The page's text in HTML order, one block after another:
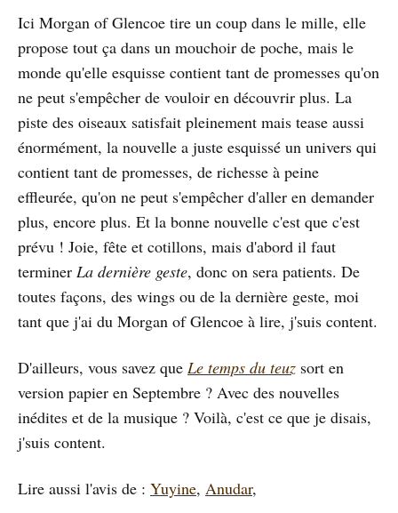
Ici Morgan of Glencoe tire un coup dans le mille, elle
propose tout ça dans un mouchoir de poche, mais le
monde qu'elle esquisse contient tant de promesses qu'on
ne peut s'empêcher de vouloir en découvrir plus. La
piste des oiseaux satisfait pleinement mais tease aussi
énormément, la nouvelle a juste esquissé un univers qui
contient tant de promesses, de richesse à peine
effleurée, qu'on ne peut s'empêcher d'aller en demander
plus, encore plus. Et la bonne nouvelle c'est que c'est
prévu ! Joie, fête et cotillons, mais d'abord il faut
terminer La dernière geste, donc on sera patients. De
toutes façons, des wings ou de la dernière geste, moi
tant que j'ai du Morgan of Glencoe à lire, j'suis content.
D'ailleurs, vous savez que Le temps du teuz sort en
version papier en Septembre ? Avec des nouvelles
inédites et de la musique ? Voilà, c'est ce que je disais,
j'suis content.
Lire aussi l'avis de : Yuyine, Anudar,